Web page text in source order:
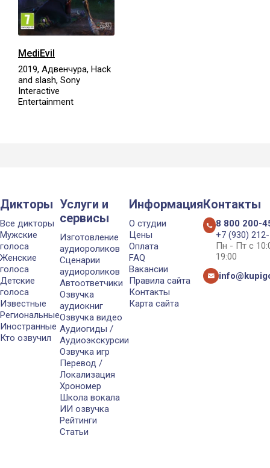
MediEvil
2019, Адвенчура, Hack
and slash, Sony
Interactive
Entertainment
Дикторы
Все дикторы
Мужские
голоса
Женские
голоса
Детские
голоса
Известные
Региональные
Иностранные
Кто озвучил
Услуги и
сервисы
Изготовление
аудиороликов
Сценарии
аудиороликов
Автоответчики
Озвучка
аудиокниг
Озвучка видео
Аудиогиды /
Аудиоэкскурсии
Озвучка игр
Перевод /
Локализация
Хрономер
Школа вокала
ИИ озвучка
Рейтинги
Статьи
Информация
О студии
Цены
Оплата
FAQ
Вакансии
Правила сайта
Контакты
Карта сайта
Контакты
8 800 200-
+7 (930)
Пн - Пт с
19:00